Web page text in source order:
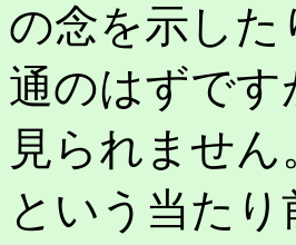
の念を示し
通のはずで
見られませ
という当た